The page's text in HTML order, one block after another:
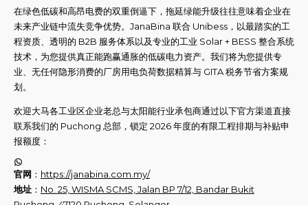
在绿色低碳和高昂电费的双重倒逼下，拖延绿能升级往往意味着企业在
未来产业链中流失竞争优势。JanaBina 联合 Unibess，以最踏实的工
程资质、透明的 B2B 服务体系以及专业的工业 Solar + BESS 整合系统
技术，为您提供真正能跑赢通胀的低碳电力资产。我们将为您提供专
业、无任何隐形消费的厂房用电负荷数据精算与 GITA 税务节省方案规
划。
欢迎大马各工业区企业老总与太阳能行业承包商通过以下官方渠道直接
联系我们的 Puchong 总部，锁定 2026 年度的有限工程排期与补贴申
报额度：
WhatsApp
官网 ： https://janabina.com.my/
地址 ： No. 25, WISMA SCMS, Jalan BP 7/12, Bandar Bukit